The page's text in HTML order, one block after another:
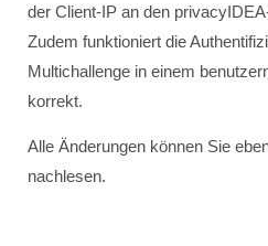
der Client‑IP an den
Zudem funktioniert die
Multichallenge in einem
korrekt.
Alle Änderungen können Sie
nachlesen.